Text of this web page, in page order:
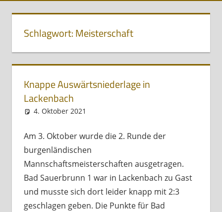
Schlagwort:Meisterschaft
Knappe Auswärtsniederlage in
Lackenbach
4. Oktober 2021
Am 3. Oktober wurde die 2. Runde der
burgenländischen
Mannschaftsmeisterschaften ausgetragen.
Bad Sauerbrunn 1 war in Lackenbach zu Gast
und musste sich dort leider knapp mit 2:3
geschlagen geben. Die Punkte für Bad